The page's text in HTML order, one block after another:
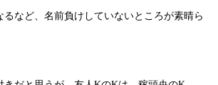
るなど、名前負けしていないところが素晴ら